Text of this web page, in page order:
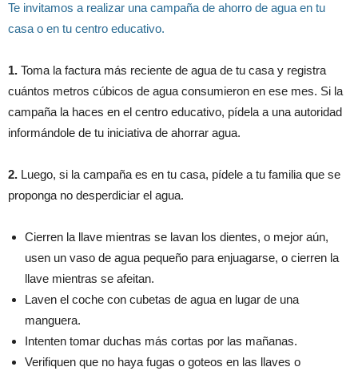
Te invitamos a realizar una campaña de ahorro de agua en tu
casa o en tu centro educativo.
1. Toma la factura más reciente de agua de tu casa y registra
cuántos metros cúbicos de agua consumieron en ese mes. Si la
campaña la haces en el centro educativo, pídela a una autoridad
informándole de tu iniciativa de ahorrar agua.
2. Luego, si la campaña es en tu casa, pídele a tu familia que se
proponga no desperdiciar el agua.
Cierren la llave mientras se lavan los dientes, o mejor aún,
usen un vaso de agua pequeño para enjuagarse, o cierren la
llave mientras se afeitan.
Laven el coche con cubetas de agua en lugar de una
manguera.
Intenten tomar duchas más cortas por las mañanas.
Verifiquen que no haya fugas o goteos en las llaves o